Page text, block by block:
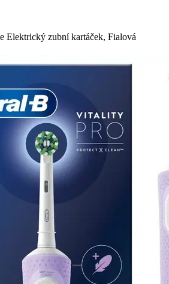
Elektrický zubní kartáček, Fialová